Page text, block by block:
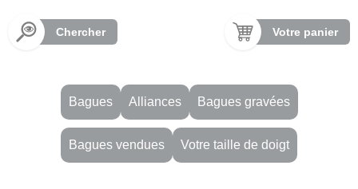
Chercher Votre panier
Bagues Alliances Bagues gravées
Bagues vendues Votre taille de doigt